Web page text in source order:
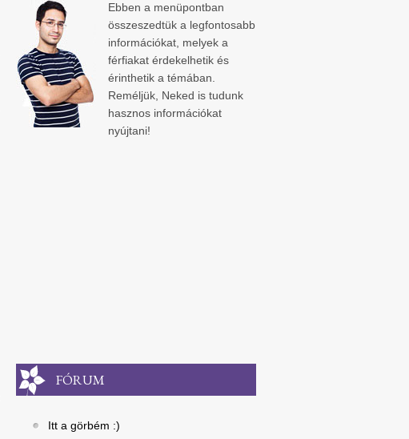
Ebben a menüpontban
összeszedtük a legfontosabb
információkat, melyek a
férfiakat érdekelhetik és
érinthetik a témában.
Reméljük, Neked is tudunk
hasznos információkat
nyújtani!
FÓRUM
Itt a görbém :)